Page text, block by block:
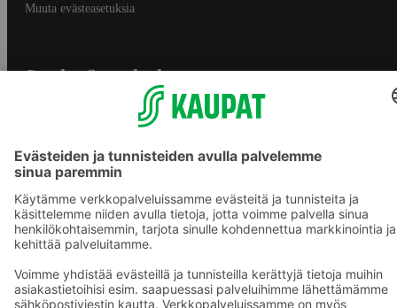
Muuta evästeasetuksia
S-ryhmän palvelut
Yhteishyvä Ruoka -sovellus
Prisma.fi
Sokos.fi
S-Pankki
Sokos Hotels
Raflaamo